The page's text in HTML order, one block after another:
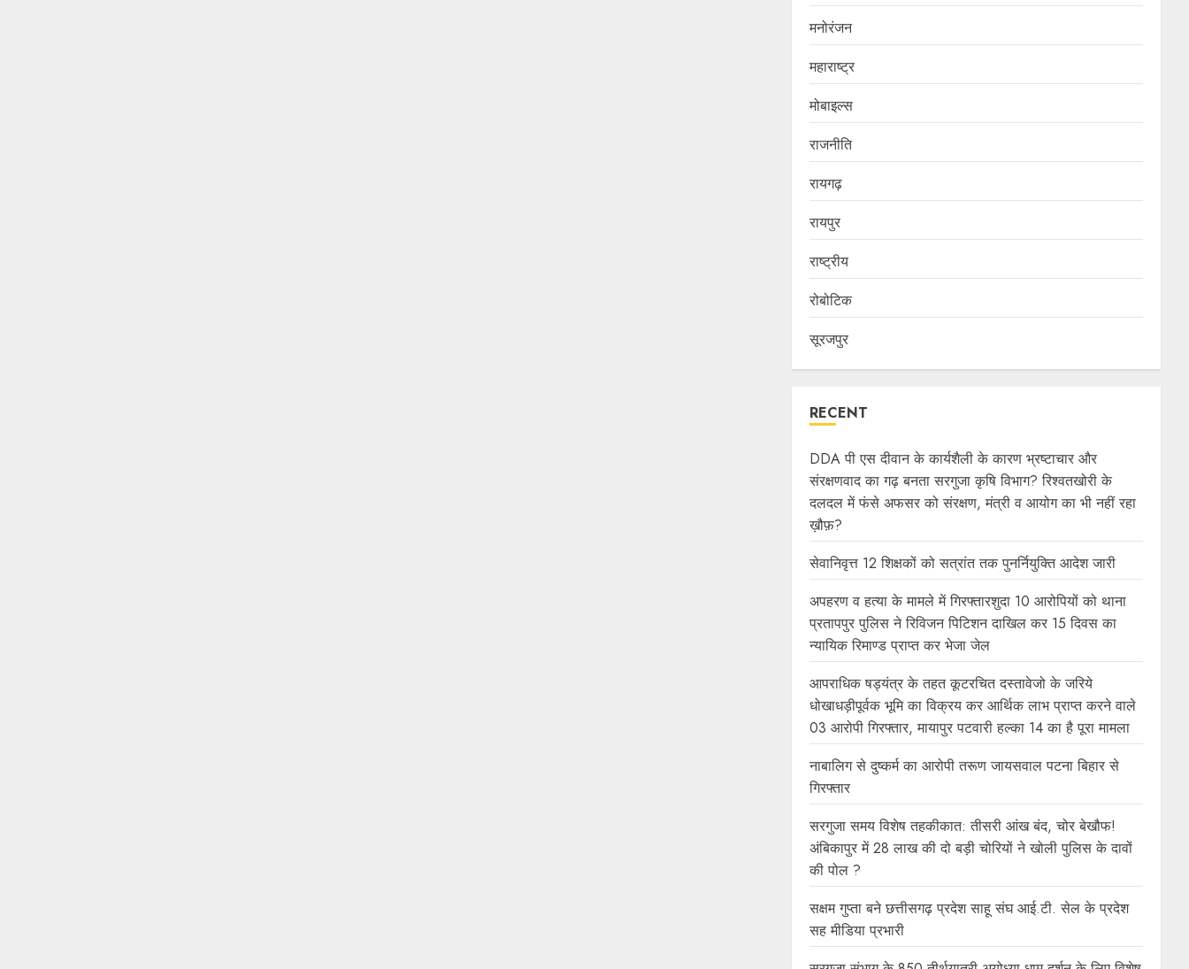
मनोरंजन
महाराष्ट्र
मोबाइल्स
राजनीति
रायगढ़
रायपुर
राष्ट्रीय
रोबोटिक
सूरजपुर
RECENT
DDA पी एस दीवान के कार्यशैली के कारण भ्रष्टाचार और
संरक्षणवाद का गढ़ बनता सरगुजा कृषि विभाग? रिश्वतखोरी के
दलदल में फंसे अफसर को संरक्षण, मंत्री व आयोग का भी नहीं रहा
ख़ौफ़?
सेवानिवृत्त 12 शिक्षकों को सत्रांत तक पुनर्नियुक्ति आदेश जारी
अपहरण व हत्या के मामले में गिरफ्तारशुदा 10 आरोपियों को थाना
प्रतापपुर पुलिस ने रिविजन पिटिशन दाखिल कर 15 दिवस का
न्यायिक रिमाण्ड प्राप्त कर भेजा जेल
आपराधिक षड्यंत्र के तहत कूटरचित दस्तावेजो के जरिये
धोखाधड़ीपूर्वक भूमि का विक्रय कर आर्थिक लाभ प्राप्त करने वाले
03 आरोपी गिरफ्तार, मायापुर पटवारी हल्का 14 का है पूरा मामला
नाबालिग से दुष्कर्म का आरोपी तरूण जायसवाल पटना बिहार से
गिरफ्तार
सरगुजा समय विशेष तहकीकात: तीसरी आंख बंद, चोर बेखौफ!
अंबिकापुर में 28 लाख की दो बड़ी चोरियों ने खोली पुलिस के दावों
की पोल ?
सक्षम गुप्ता बने छत्तीसगढ़ प्रदेश साहू संघ आई.टी. सेल के प्रदेश
सह मीडिया प्रभारी